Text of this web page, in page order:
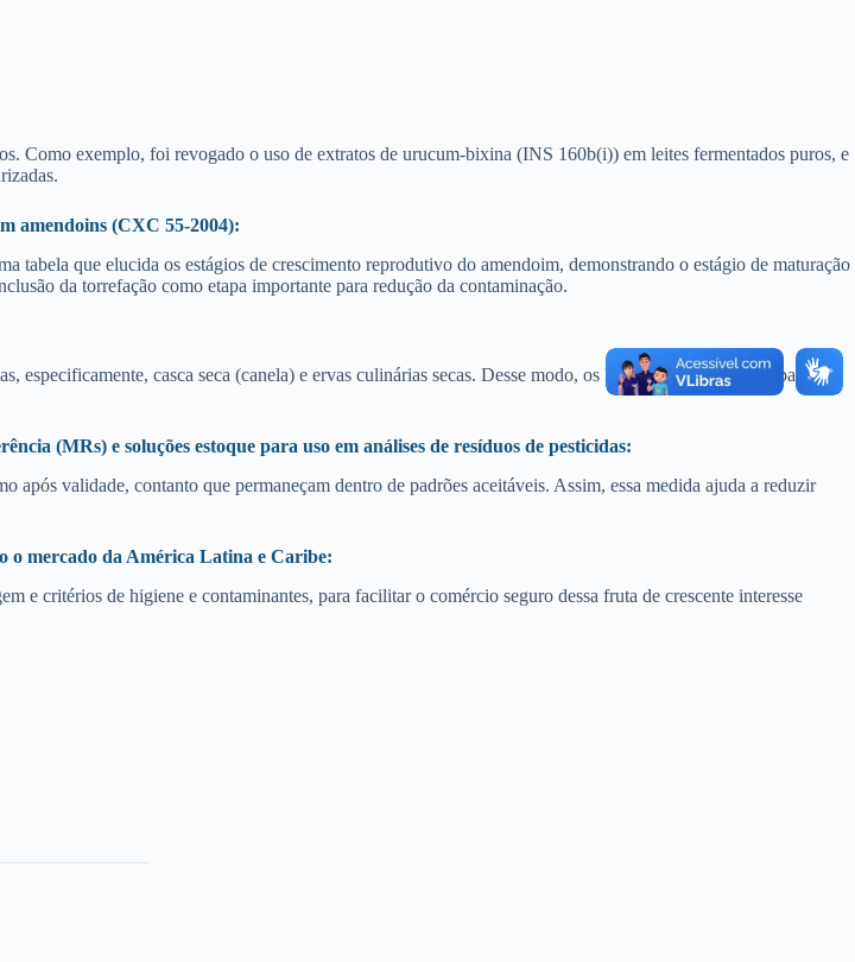
Como exemplo, foi revogado o uso de extratos de urucum-bixina (INS 160b(i)) em leites fermentados puros, e
amendoins (CXC 55-2004):
que elucida os estágios de crescimento reprodutivo do amendoim, demonstrando o estágio de maturação
da torrefação como etapa importante para redução da contaminação.
casca seca (canela) e ervas culinárias secas. Desse modo, os LMs são de 2,5 mg/kg para
(MRs) e soluções estoque para uso em análises de resíduos de pesticidas:
validade, contanto que permaneçam dentro de padrões aceitáveis. Assim, essa medida ajuda a reduzir
o mercado da América Latina e Caribe:
e critérios de higiene e contaminantes, para facilitar o comércio seguro dessa fruta de crescente interesse